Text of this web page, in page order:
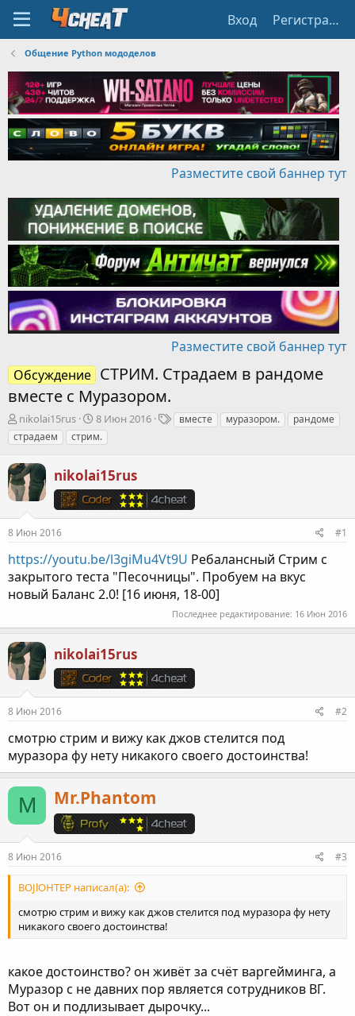
Вход Регистрация
Общение Python мододелов
Разместите свой баннер тут
Разместите свой баннер тут
Обсуждение СТРИМ. Страдаем в рандоме
вместе с Муразором.
А
в
т
о
р
т
е
м
ы
nikolai15rus
Д
а
т
н
а
ч
а
8 Июн 2016
Твместе муразором.
рандоме
страдаем
стрим.
nikolai15rus
8 Июн 2016 #1
https://youtu.be/l3giMu4Vt9U Ребалансный Стрим с
закрытого теста "Песочницы". Пробуем на вкус
новый Баланс 2.0! [16 июня, 18-00]
Последнее редактирование: 16 Июн 2016
nikolai15rus
8 Июн 2016 #2
смотрю стрим и вижу как джов стелится под
муразора фу нету никакого своего достоинства!
M Mr.Phantom
8 Июн 2016 #3
BOJlOHTEP написал(а):
смотрю стрим и вижу как джов стелится под муразора фу нету
никакого своего достоинства!
какое достоинство? он живёт за счёт варгейминга, а
Муразор с не давних пор является сотрудников ВГ.
Вот он и подлизывает дырочку...